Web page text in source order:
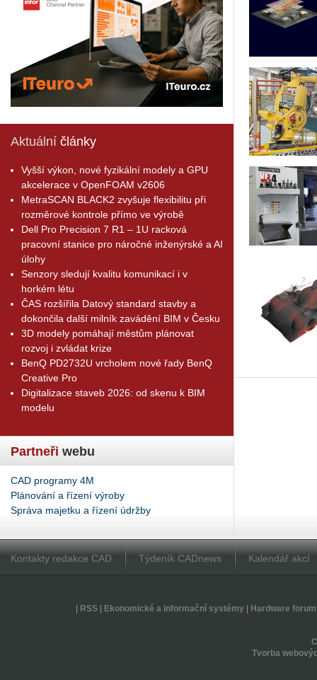
Aktuální články
Vyšší výkon, nové fyzikální modely a GPU
akcelerace v OpenFOAM v2606
MetraSCAN BLACK2 zvyšuje flexibilitu při
rozměrové kontrole přímo ve výrobě
Dell Pro Precision 7 R1 – 1U racková
pracovní stanice pro náročné inženýrské a AI
úlohy
Senzory sledují kvalitu komunikací i v
horkém létu
ČAS rozšířila Datový standard stavby a
dokončila další milník zavádění BIM v Česku
3D modely pomáhají městům plánovat
rozvoj i zvládat krize
BenQ PD2732U vrcholem nové řady BenQ
Creative Pro
Digitalizace staveb 2026: od skenu k BIM
modelu
Partneři webu
CAD programy 4M
Plánování a řízení výroby
Správa majetku a řízení údržby
Kontakty redakce CAD Týdeník CADnews Kalendář akcí
RSS| Ekonomické a informační systémy| Hardware forum
Tvorba